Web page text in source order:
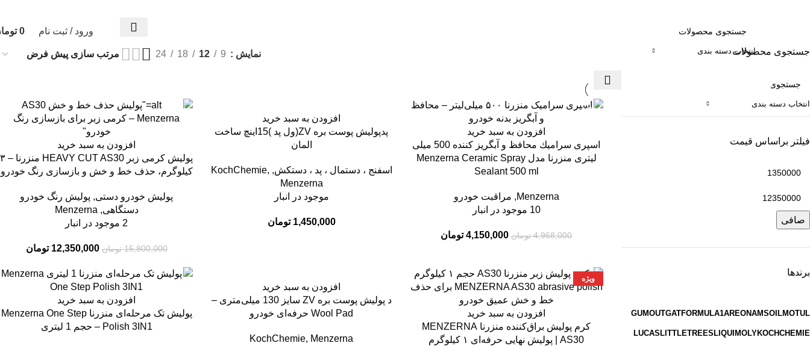
انتخاب دسته بندی
ورود / ثبت نام 0
جستجوی محصولات
انتخاب دسته بندی
فیلتر براساس قیمت
صافی
برندها
MOTUL
AMSOIL
AREON
FORMULA1
GAT
GUMOUT
KOCHCHEMIE
LIQUIMOLY
LITTLETREES
LUCAS
نمایش 9
12
18
24
-16%
افزودن به سبد خرید
اسپری سرامیك محافظ و آبگریز کننده 500 میلی
لیتری منزرنا مدل Menzerna Ceramic Spray
Sealant 500 ml
Menzerna
, مراقبت خودرو
10 موجود در انبار
4,968,000 تومان 4,150,000 تومان
افزودن به سبد خرید
پدپولیش پوست بره ZV(ول پد )15اینچ ساخت
المان
اسفنج ، دستمال ، پد ، دستکش,
KochChemie,
Menzerna
موجود در انبار
1,450,000 تومان
-22%
افزودن به سبد خرید
پولیش کرمی زبر HEAVY CUT AS30 منزرنا – ۳
کیلوگرم، حذف خط و خش و بازسازی رنگ خودرو
پولیش خودرو دستی, پولیش رنگ خودرو
دستگاهی,
Menzerna
2 موجود در انبار
15,800,000 تومان 12,350,000 تومان
ویژه
افزودن به سبد خرید
کرم پولیش براق‌کننده منزرنا MENZERNA
AS30 | پولیش نهایی حرفه‌ای ۱ کیلوگرم
افزودن به سبد خرید
د پولیش پوست بره ZV سایز 130 میلی‌متری –
Wool Pad حرفه‌ای خودرو
KochChemie, Menzerna
افزودن به سبد خرید
پولیش تک مرحله‌ای منزرنا Menzerna One Step
Polish 3IN1 – حجم 1 لیتری